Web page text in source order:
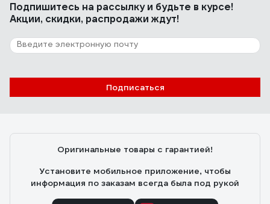
Сделан в России .Служил верой и правдой с 2014 года
, до момента попытки проникновения в капитальные
Отзыв о врезном замке APECS 7000-45-
R-NI 00016654
Сергей К. 11.05.2021
Подошел как там и был, подбирал по размерам.
Подпишитесь на рассылкуи будьте в курсе!
Акции, скидки, распродажи ждут!
Подписаться
Оригинальные товары с гарантией!
Установите мобильное приложение, чтобы
информация по заказам всегда была под рукой